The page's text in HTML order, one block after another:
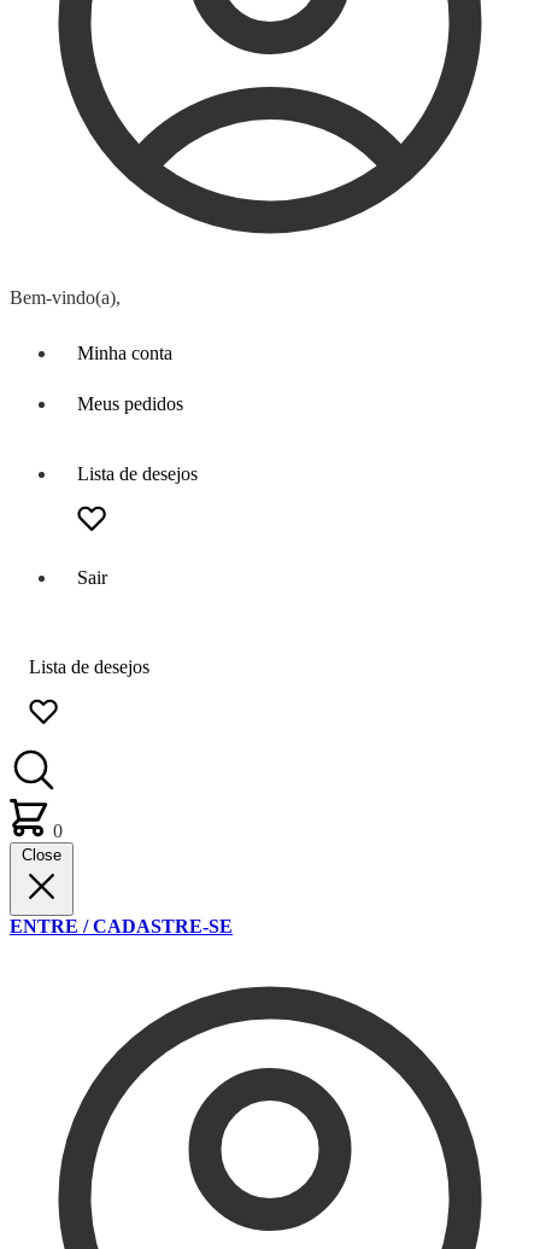
Bem-vindo(a),
Minha conta
Meus pedidos
Lista de desejos
Sair
Lista de desejos
0
Close
ENTRE / CADASTRE-SE